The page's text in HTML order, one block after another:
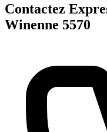
Contactez
Winenne 5570